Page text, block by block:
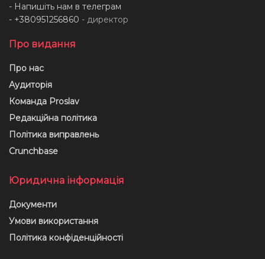
- Напишіть нам в телеграм
- +380951256860 - директор
Про видання
Про нас
Аудиторія
Команда Proslav
Редакційна політика
Політика виправлень
Crunchbase
Юридична інформація
Документи
Умови використання
Політика конфіденційності